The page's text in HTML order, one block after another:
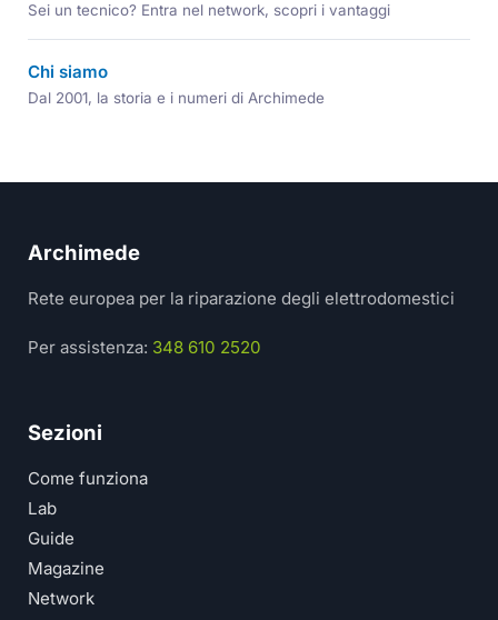
Sei un tecnico? Entra nel network, scopri i vantaggi
Chi siamo
Dal 2001, la storia e i numeri di Archimede
Archimede
Rete europea per la riparazione degli elettrodomestici
Per assistenza: 348 610 2520
Sezioni
Come funziona
Lab
Guide
Magazine
Network